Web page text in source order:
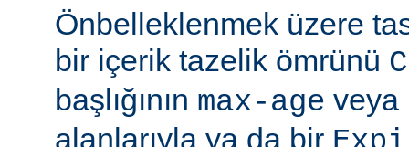
Önbelleklenmek üzere
bir içerik tazelik ömrünü
başlığının max-age veya
alanlarıyla ya da bir